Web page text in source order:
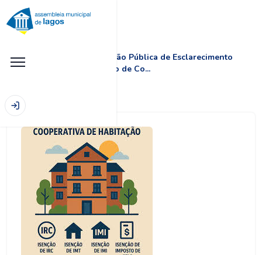
Início
&quot;Sessão Pública de Esclarecimento
sobre a criação de Co...